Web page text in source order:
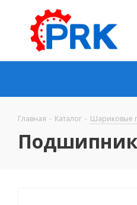
Главная - Каталог - Шариковые
Подшипник